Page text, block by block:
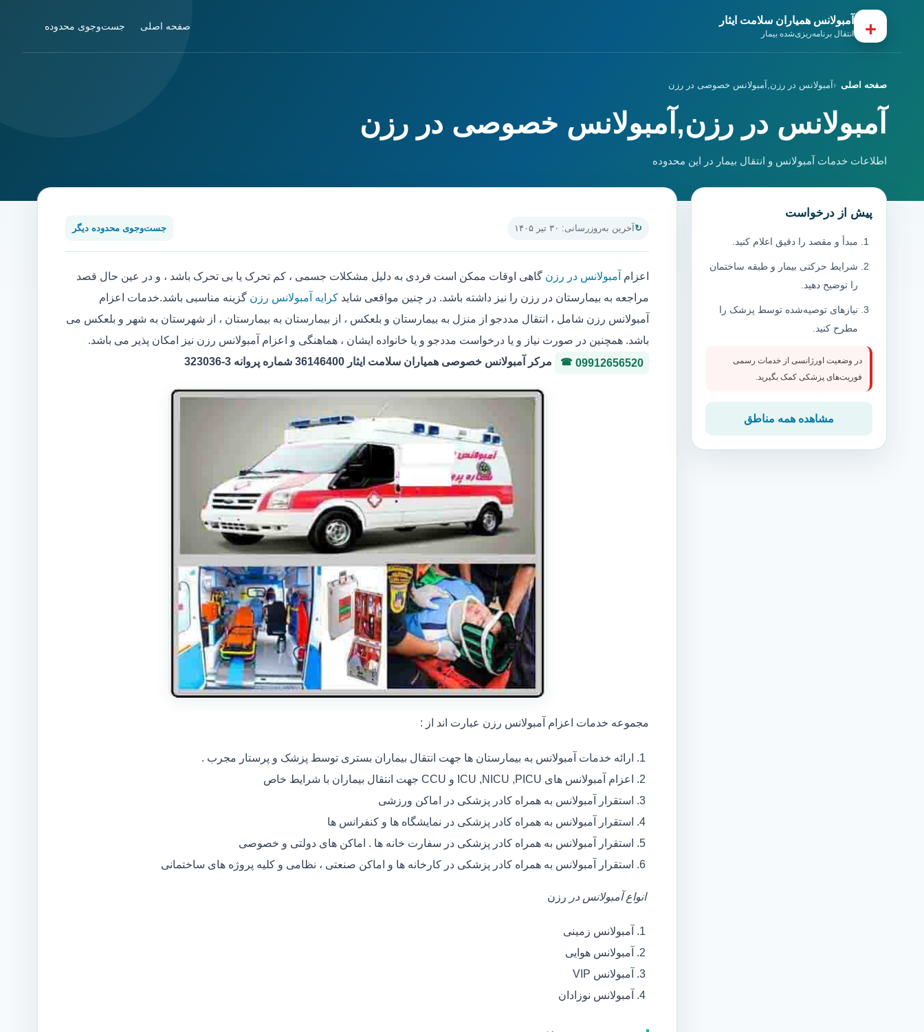
+ آمبولانس همیاران سلامت ایثار
انتقال برنامه‌ریزی‌شده بیمار
صفحه اصلی جست‌وجوی محدوده
صفحه اصلی آمبولانس در رزن,آمبولانس خصوصی در رزن
آمبولانس در رزن,آمبولانس خصوصی در رزن
اطلاعات خدمات آمبولانس و انتقال بیمار در این محدوده
آخرین به‌روزرسانی: ۳۰ تیر ۱۴۰۵ جست‌وجوی محدوده دیگر
اعزام آمبولانس در رزن گاهی اوقات ممکن است فردی به دلیل مشکلات جسمی ، کم تحرک یا بی تحرک باشد ، و در عین حال قصد
مراجعه به بیمارستان در رزن را نیز داشته باشد. در چنین مواقعی شاید کرایه آمبولانس رزن گزینه مناسبی باشد.خدمات اعزام
آمبولانس رزن شامل ، انتقال مددجو از منزل به بیمارستان و بلعکس ، از بیمارستان به بیمارستان ، از شهرستان به شهر و بلعکس می
باشد. همچنین در صورت نیاز و یا درخواست مددجو و یا خانواده ایشان ، هماهنگی و اعزام آمبولانس رزن نیز امکان پذیر می باشد.
09912656520
مرکر آمبولانس خصوصی همیاران سلامت ایثار 36146400 شماره پروانه 3-323036
مجموعه خدمات اعزام آمبولانس رزن عبارت اند از :
ارائه خدمات آمبولانس به بیمارستان ها جهت انتقال بیماران بستری توسط پزشک و پرستار مجرب .
اعزام آمبولانس های ICU ,NICU ,PICU و CCU جهت انتقال بیماران با شرایط خاص
استقرار آمبولانس به همراه کادر پزشکی در اماکن ورزشی
استقرار آمبولانس به همراه کادر پزشکی در نمایشگاه ها و کنفرانس ها
استقرار آمبولانس به همراه کادر پزشکی در سفارت خانه ها . اماکن های دولتی و خصوصی
استقرار آمبولانس به همراه کادر پزشکی در کارخانه ها و اماکن صنعتی ، نظامی و کلیه پروژه های ساختمانی
انواع آمبولانس در رزن
آمبولانس زمینی
آمبولانس هوایی
آمبولانس VIP
آمبولانس نوزادان
پیش از درخواست
مبدأ و مقصد را دقیق اعلام کنید.
شرایط حرکتی بیمار و طبقه ساختمان
را توضیح دهید.
نیازهای توصیه‌شده توسط پزشک را
مطرح کنید.
در وضعیت اورژانسی از خدمات رسمی
فوریت‌های پزشکی کمک بگیرید.
مشاهده همه مناطق